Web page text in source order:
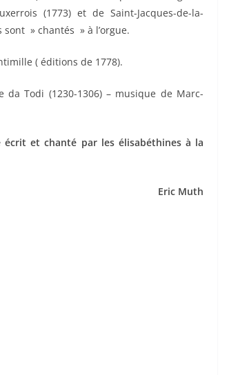
(1773) et de Saint-Jacques-de-la-
» chantés » à l’orgue.
( éditions de 1778).
da Todi (1230-1306) – musique de Marc-
écrit et chanté par les élisabéthines à la
Eric Muth